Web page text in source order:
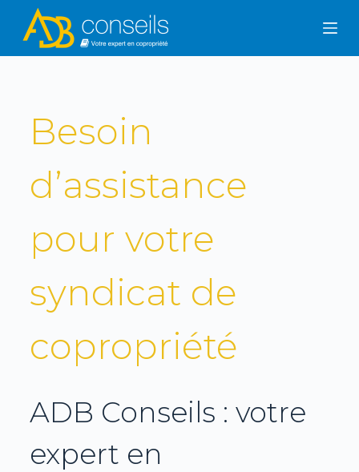
a
s
Besoin
d’assistance
pour votre
syndicat de
copropriété
ADB Conseils : votre
expert en